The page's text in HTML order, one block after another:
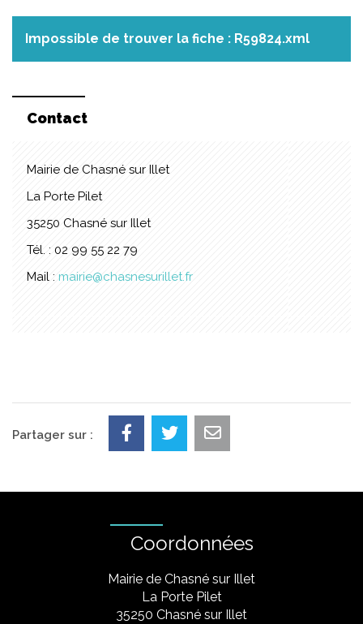
Impossible de trouver la fiche : R59824.xml
Contact
Mairie de Chasné sur Illet
La Porte Pilet
35250 Chasné sur Illet
Tél. : 02 99 55 22 79
Mail : mairie@chasnesurillet.fr
Partager sur :
Coordonnées
Mairie de Chasné sur Illet
La Porte Pilet
35250 Chasné sur Illet